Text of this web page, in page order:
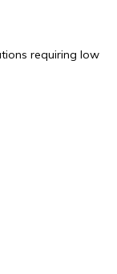
requiring low